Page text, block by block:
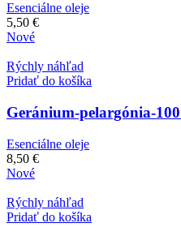
Esenciálne oleje
5,50 €
Nové
Rýchly náhľad
Pridať do košíka
Geránium-pelargónia-
Esenciálne oleje
8,50 €
Nové
Rýchly náhľad
Pridať do košíka